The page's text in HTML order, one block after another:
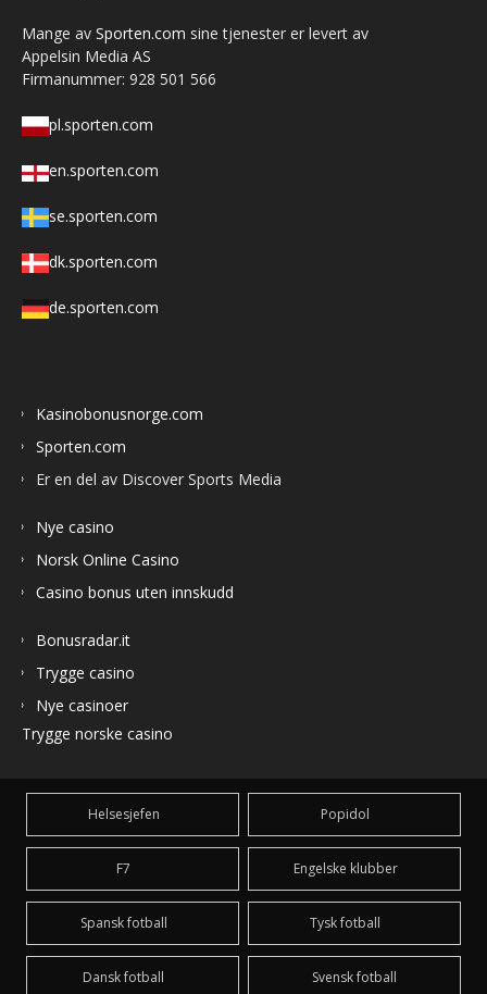
Mange av Sporten.com sine tjenester er levert av
Appelsin Media AS
Firmanummer: 928 501 566
pl.sporten.com
en.sporten.com
se.sporten.com
dk.sporten.com
de.sporten.com
Kasinobonusnorge.com
Sporten.com
Er en del av Discover Sports Media
Nye casino
Norsk Online Casino
Casino bonus uten innskudd
Bonusradar.it
Trygge casino
Nye casinoer
Trygge norske casino
Helsesjefen Popidol
F7 Engelske klubber
Spansk fotball Tysk fotball
Dansk fotball Svensk fotball